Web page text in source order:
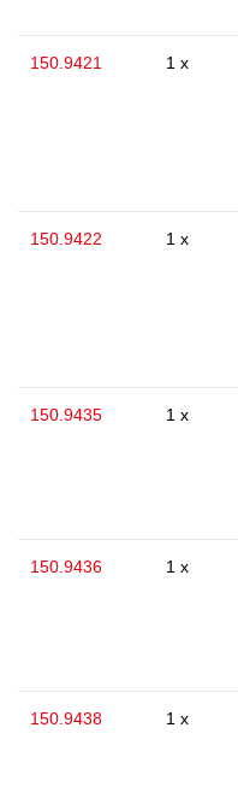
150.9421 1 x
150.9422 1 x
150.9435 1 x
150.9436 1 x
150.9438 1 x